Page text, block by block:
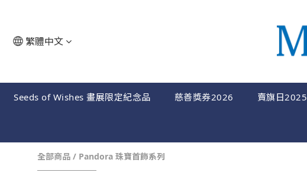
繁體中文
Seeds of Wishes 畫展限定紀念品 慈善獎券2026 賣旗日2025
全部商品 / Pandora 珠寶首飾系列